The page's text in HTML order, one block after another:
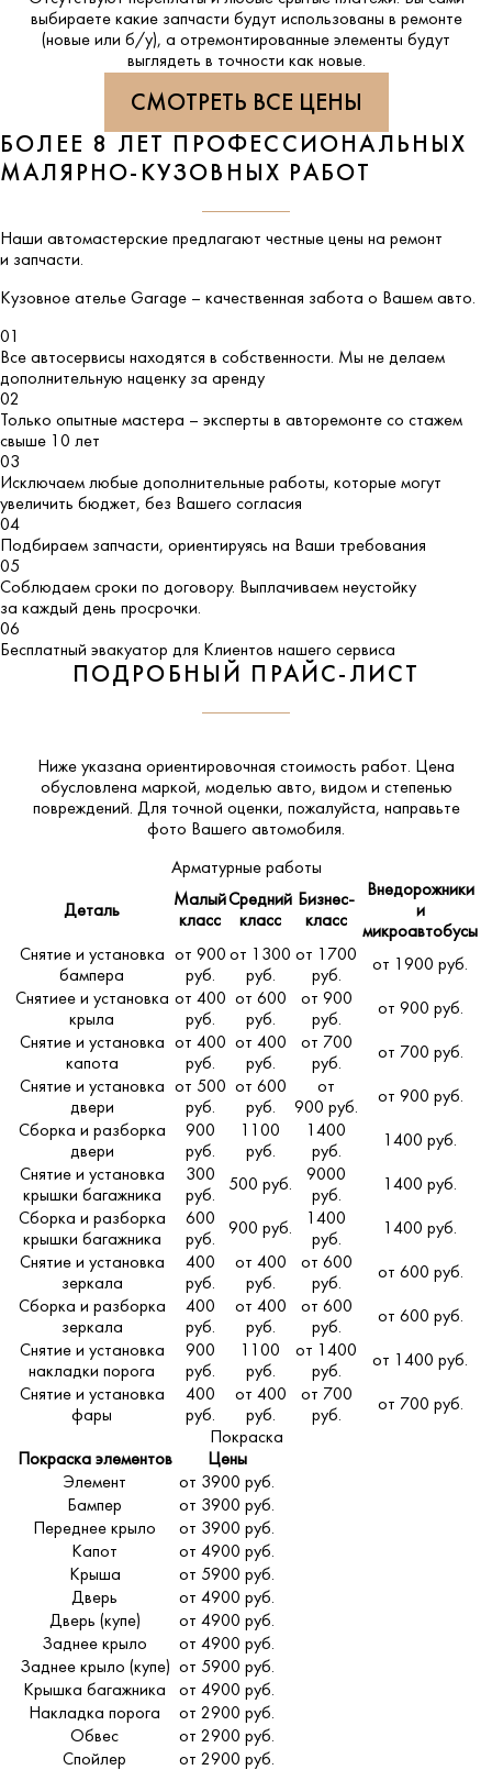
выбираете какие запчасти будут использованы в ремонте
(новые или б/у), а отремонтированные элементы будут
выглядеть в точности как новые.
СМОТРЕТЬ ВСЕ ЦЕНЫ
БОЛЕЕ 8 ЛЕТ ПРОФЕССИОНАЛЬНЫХ
МАЛЯРНО-КУЗОВНЫХ РАБОТ
Наши автомастерские предлагают честные цены на ремонт
и запчасти.
Кузовное ателье Garage – качественная забота о Вашем авто.
01
Все автосервисы находятся в собственности. Мы не делаем
дополнительную наценку за аренду
02
Только опытные мастера – эксперты в авторемонте со стажем
свыше 10 лет
03
Исключаем любые дополнительные работы, которые могут
увеличить бюджет, без Вашего согласия
04
Подбираем запчасти, ориентируясь на Ваши требования
05
Соблюдаем сроки по договору. Выплачиваем неустойку
за каждый день просрочки.
06
Бесплатный эвакуатор для Клиентов нашего сервиса
ПОДРОБНЫЙ ПРАЙС-ЛИСТ
Ниже указана ориентировочная стоимость работ. Цена
обусловлена маркой, моделью авто, видом и степенью
повреждений. Для точной оценки, пожалуйста, направьте
фото Вашего автомобиля.
Арматурные работы
Деталь
Малый
класс
Средний
класс
Бизнес-
класс
Внедорожники
и
микроавтобусы
Снятие и установка
бампера
от 900
руб.
от 1300
руб.
от 1700
руб.
от 1900 руб.
Снятиее и установка
крыла
от 400
руб.
от 600
руб.
от 900
руб.
от 900 руб.
Снятие и установка
капота
от 400
руб.
от 400
руб.
от 700
руб.
от 700 руб.
Снятие и установка
двери
от 500
руб.
от 600
руб.
от
900 руб.
от 900 руб.
Сборка и разборка
двери
900
руб.
1100
руб.
1400
руб.
1400 руб.
Снятие и установка
крышки багажника
300
руб.
500 руб.
9000
руб.
1400 руб.
Сборка и разборка
крышки багажника
600
руб.
900 руб.
1400
руб.
1400 руб.
Снятие и установка
зеркала
400
руб.
от 400
руб.
от 600
руб.
от 600 руб.
Сборка и разборка
зеркала
400
руб.
от 400
руб.
от 600
руб.
от 600 руб.
Снятие и установка
накладки порога
900
руб.
1100
руб.
от 1400
руб.
от 1400 руб.
Снятие и установка
фары
400
руб.
от 400
руб.
от 700
руб.
от 700 руб.
Покраска
Покраска элементов
Цены
Элемент
от 3900 руб.
Бампер
от 3900 руб.
Переднее крыло
от 3900 руб.
Капот
от 4900 руб.
Крыша
от 5900 руб.
Дверь
от 4900 руб.
Дверь (купе)
от 4900 руб.
Заднее крыло
от 4900 руб.
Заднее крыло (купе) от 5900 руб.
Крышка багажника
от 4900 руб.
Накладка порога
от 2900 руб.
Обвес
от 2900 руб.
Спойлер
от 2900 руб.